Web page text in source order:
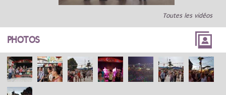
Toutes les vidéos
PHOTOS